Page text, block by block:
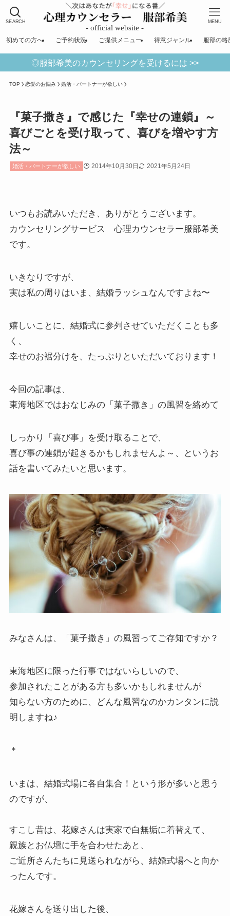
SEARCH MENU
初めての方へ ご予約状況 ご提供メニュー 得意ジャンル 服部の略
◎服部希美のカウンセリングを受けるには >>
TOP 恋愛のお悩み 婚活・パートナーが欲しい
『菓子撒き』で感じた『幸せの連鎖』～
喜びごとを受け取って、喜びを増やす方
法～
婚活・パートナーが欲しい 2014年10月30日 2021年5月24日
いつもお読みいただき、ありがとうございます。
カウンセリングサービス 心理カウンセラー服部希美
です。
いきなりですが、
実は私の周りはいま、結婚ラッシュなんですよね〜
嬉しいことに、結婚式に参列させていただくことも多
く、
幸せのお裾分けを、たっぷりといただいております！
今回の記事は、
東海地区ではおなじみの「菓子撒き」の風習を絡めて
しっかり「喜び事」を受け取ることで、
喜び事の連鎖が起きるかもしれませんよ～、というお
話を書いてみたいと思います。
みなさんは、「菓子撒き」の風習ってご存知ですか？
東海地区に限った行事ではないらしいので、
参加されたことがある方も多いかもしれませんが
知らない方のために、どんな風習なのかカンタンに説
明しますね♪
＊
いまは、結婚式場に各自集合！という形が多いと思う
のですが、
すこし昔は、花嫁さんは実家で白無垢に着替えて、
親族とお仏壇に手を合わせたあと、
ご近所さんたちに見送られながら、結婚式場へと向か
ったんです。
花嫁さんを送り出した後、